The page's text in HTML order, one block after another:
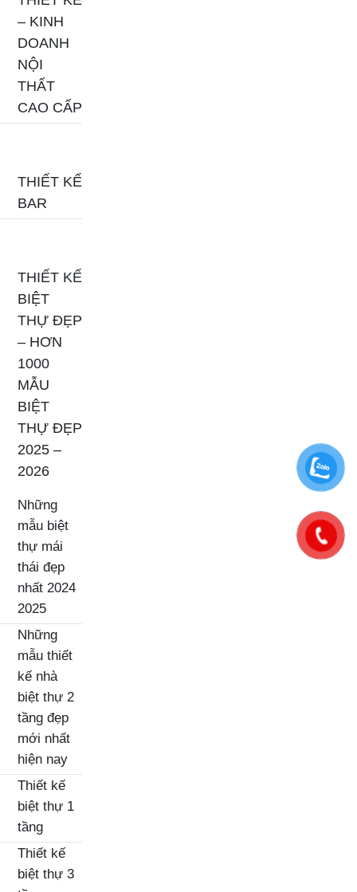
– KINH
DOANH
NỘI
THẤT
CAO CẤP
THIẾT KẾ
BAR
THIẾT KẾ
BIỆT
THỰ ĐẸP
– HƠN
1000
MẪU
BIỆT
THỰ ĐẸP
2025 –
2026
Những
mẫu biệt
thự mái
thái đẹp
nhất 2024
2025
Những
mẫu thiết
kế nhà
biệt thự 2
tầng đẹp
mới nhất
hiện nay
Thiết kế
biệt thự 1
tầng
Thiết kế
biệt thự 3